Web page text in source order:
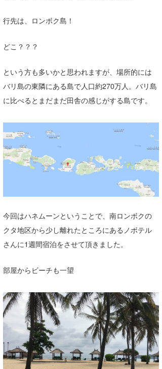
行先は、ロンボク島！
どこ？？？
という方も多いかと思われますが、場所的には
バリ島の東隣にある島で人口約270万人。バリ島
に比べるとまだまだ田舎の感じがする島です。
今回はハネムーンということで、南ロンボクの
クタ地区から少し離れたところにあるノボテル
さんに1週間宿泊をさせて頂きました。
部屋からビーチも一望
Naoya Kimoto
mitsuteru Kamio
Yasunari Inoue
Yoshiyuki Obata
DELTA FORCE SURF
CBA Films
熊谷素子
メディア
SURFMEDIA
Colors MAGAZINE
WAVAL
波伝説アンバサダー/プロライダー
福島寿実子
中浦“JET”章
進士剛光
田原啓江
植村未来
大野”MAR”修聖
喜納海人
☆加藤
Aichan
chan-U
ECE
H
KID
KY
MIN
mitz
OYZ
S.K
波伝説